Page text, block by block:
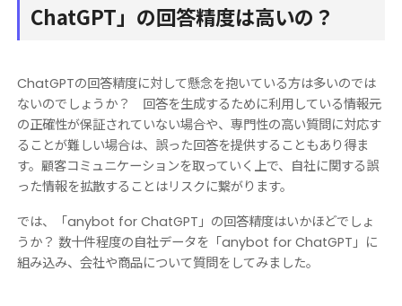
ChatGPT」の回答精度は高いの？
ChatGPTの回答精度に対して懸念を抱いている方は多いのでは
ないのでしょうか？ 回答を生成するために利用している情報元
の正確性が保証されていない場合や、専門性の高い質問に対応す
ることが難しい場合は、誤った回答を提供することもあり得ま
す。顧客コミュニケーションを取っていく上で、自社に関する誤
った情報を拡散することはリスクに繋がります。
では、「anybot for ChatGPT」の回答精度はいかほどでしょ
うか？ 数十件程度の自社データを「anybot for ChatGPT」に
組み込み、会社や商品について質問をしてみました。